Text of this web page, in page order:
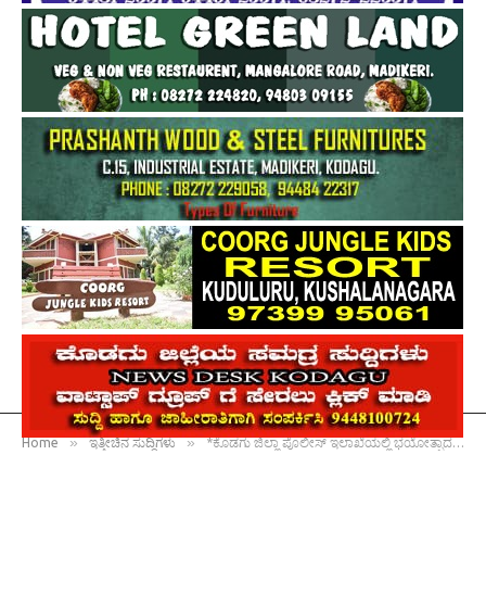
Home » ಇತ್ತೀಚಿನ ಸುದ್ದಿಗಳು » *ಕೊಡಗು ಜಿಲ್ಲಾ ಪೊಲೀಸ್ ಇಲಾಖೆಯಲ್ಲಿ ಭಯೋತ್ಪಾದನಾ ವಿರೋಧಿ ದಿನ ಆಚರಣೆ : ಪ್ರತಿಜ್ಞಾ ವಿಧಿ ಸ್ವೀಕಾರ*